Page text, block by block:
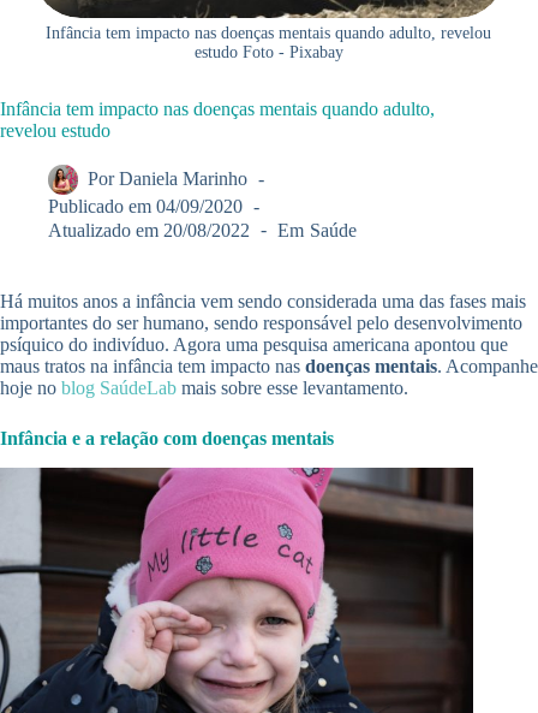
Infância tem impacto nas doenças mentais quando adulto, revelou
estudo Foto - Pixabay
Infância tem impacto nas doenças mentais quando adulto,
revelou estudo
Por Daniela Marinho
Publicado em 04/09/2020
Atualizado em 20/08/2022 Em Saúde
Há muitos anos a infância vem sendo considerada uma das fases mais
importantes do ser humano, sendo responsável pelo desenvolvimento
psíquico do indivíduo. Agora uma pesquisa americana apontou que
maus tratos na infância tem impacto nas doenças mentais. Acompanhe
hoje no blog SaúdeLab mais sobre esse levantamento.
Infância e a relação com doenças mentais